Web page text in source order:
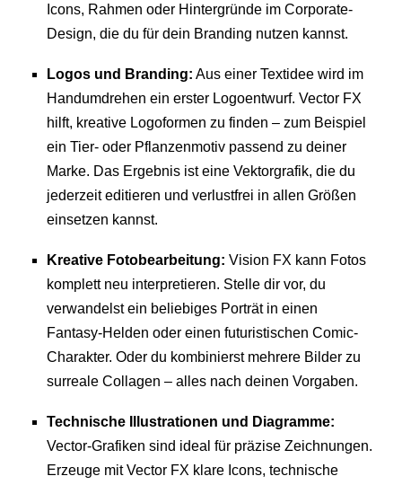
Icons, Rahmen oder Hintergründe im Corporate-
Design, die du für dein Branding nutzen kannst.
Logos und Branding: Aus einer Textidee wird im
Handumdrehen ein erster Logoentwurf. Vector FX
hilft, kreative Logoformen zu finden – zum Beispiel
ein Tier- oder Pflanzenmotiv passend zu deiner
Marke. Das Ergebnis ist eine Vektorgrafik, die du
jederzeit editieren und verlustfrei in allen Größen
einsetzen kannst.
Kreative Fotobearbeitung: Vision FX kann Fotos
komplett neu interpretieren. Stelle dir vor, du
verwandelst ein beliebiges Porträt in einen
Fantasy-Helden oder einen futuristischen Comic-
Charakter. Oder du kombinierst mehrere Bilder zu
surreale Collagen – alles nach deinen Vorgaben.
Technische Illustrationen und Diagramme:
Vector-Grafiken sind ideal für präzise Zeichnungen.
Erzeuge mit Vector FX klare Icons, technische